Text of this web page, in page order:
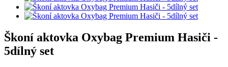
Škoní aktovka Oxybag Premium Hasiči -
5dílný set